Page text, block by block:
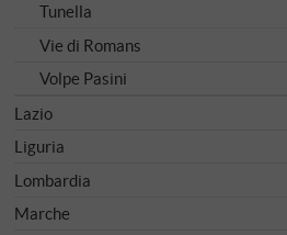
Tunella
Vie di Romans
Volpe Pasini
Lazio
Liguria
Lombardia
Marche